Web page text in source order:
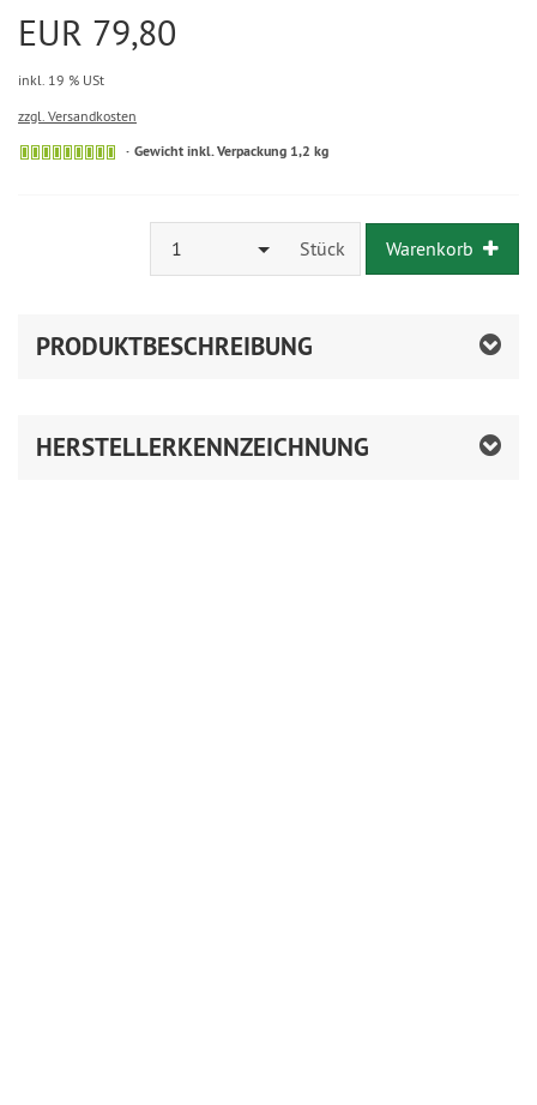
EUR 79,80
inkl. 19 % USt
zzgl. Versandkosten
Gewicht inkl. Verpackung 1,2 kg
1 Stück Warenkorb
PRODUKTBESCHREIBUNG
HERSTELLERKENNZEICHNUNG